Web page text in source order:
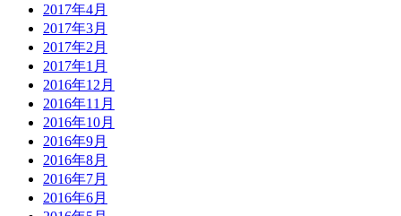
2017年4月
2017年3月
2017年2月
2017年1月
2016年12月
2016年11月
2016年10月
2016年9月
2016年8月
2016年7月
2016年6月